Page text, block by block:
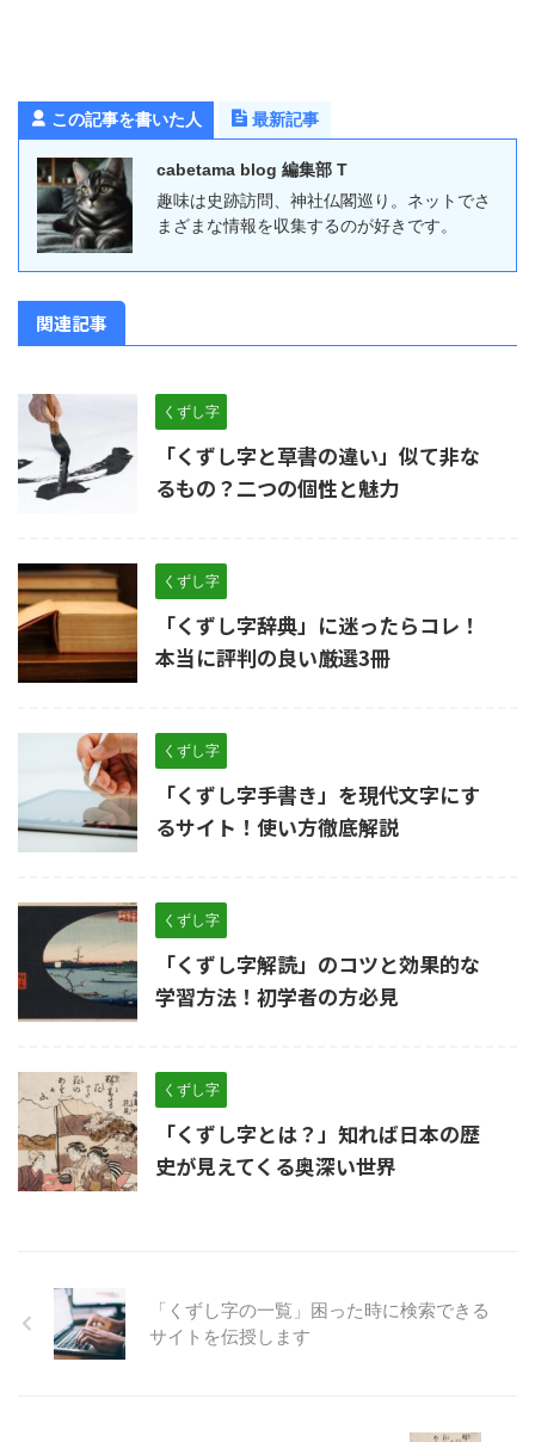
この記事を書いた人 最新記事
cabetama blog 編集部 T
趣味は史跡訪問、神社仏閣巡り。ネットでさ
まざまな情報を収集するのが好きです。
関連記事
くずし字
「くずし字と草書の違い」似て非な
るもの？二つの個性と魅力
くずし字
「くずし字辞典」に迷ったらコレ！
本当に評判の良い厳選3冊
くずし字
「くずし字手書き」を現代文字にす
るサイト！使い方徹底解説
くずし字
「くずし字解読」のコツと効果的な
学習方法！初学者の方必見
くずし字
「くずし字とは？」知れば日本の歴
史が見えてくる奥深い世界
「くずし字の一覧」困った時に検索できる
サイトを伝授します